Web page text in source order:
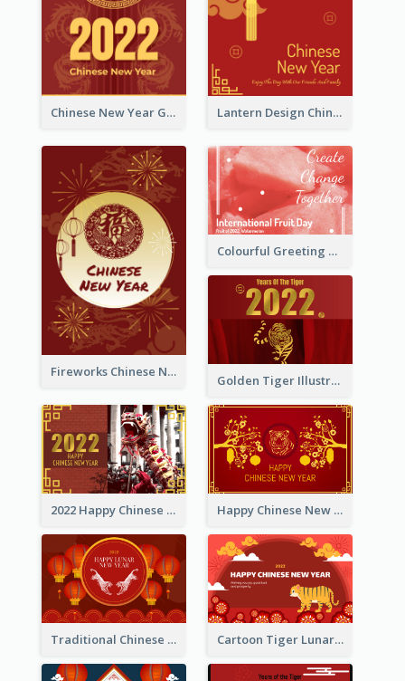
Chinese New Year Greeting Card With Dragon Decorations Lantern Design Chinese New Year Greeting Card
Fireworks Chinese New Year Greeting Card
Colourful Greeting Card For International Fruit Day 2021
Golden Tiger Illustration Chinese New Year Greeting Card
2022 Happy Chinese New Year Greeting Card With Photo Happy Chinese New Year Greeting Card With Chinese Tree Illustration
Traditional Chinese New Year Celebration Greeting Card Cartoon Tiger Lunar New Year Greeting Card